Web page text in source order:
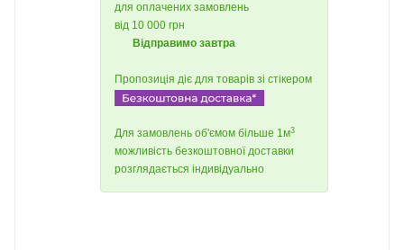
для оплачених замовлень
від 10 000 грн
Відправимо завтра
Пропозиція діє для товарів зі стікером
Для замовлень об'ємом більше 1м3
можливість безкоштовної доставки
розглядається індивідуально